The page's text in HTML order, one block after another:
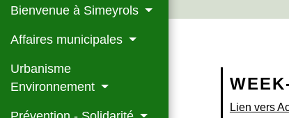
Bienvenue à Simeyrols
Affaires municipales
Urbanisme
Environnement
Lien vers